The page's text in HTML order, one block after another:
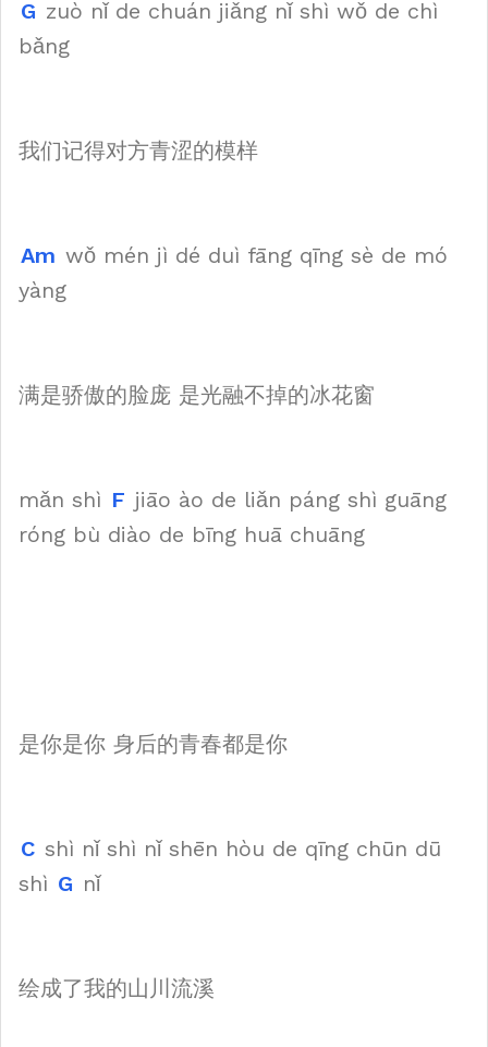
G zuò nǐ de chuán jiǎng nǐ shì wǒ de chì
bǎng
我们记得对方青涩的模样
Am wǒ mén jì dé duì fāng qīng sè de mó
yàng
满是骄傲的脸庞 是光融不掉的冰花窗
mǎn shì F jiāo ào de liǎn páng shì guāng
róng bù diào de bīng huā chuāng
是你是你 身后的青春都是你
C shì nǐ shì nǐ shēn hòu de qīng chūn dū
shì G nǐ
绘成了我的山川流溪